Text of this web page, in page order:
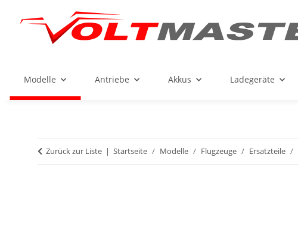
Modelle Antriebe Akkus Ladegeräte
Zurück zur Liste Startseite Modelle Flugzeuge Ersatzteile